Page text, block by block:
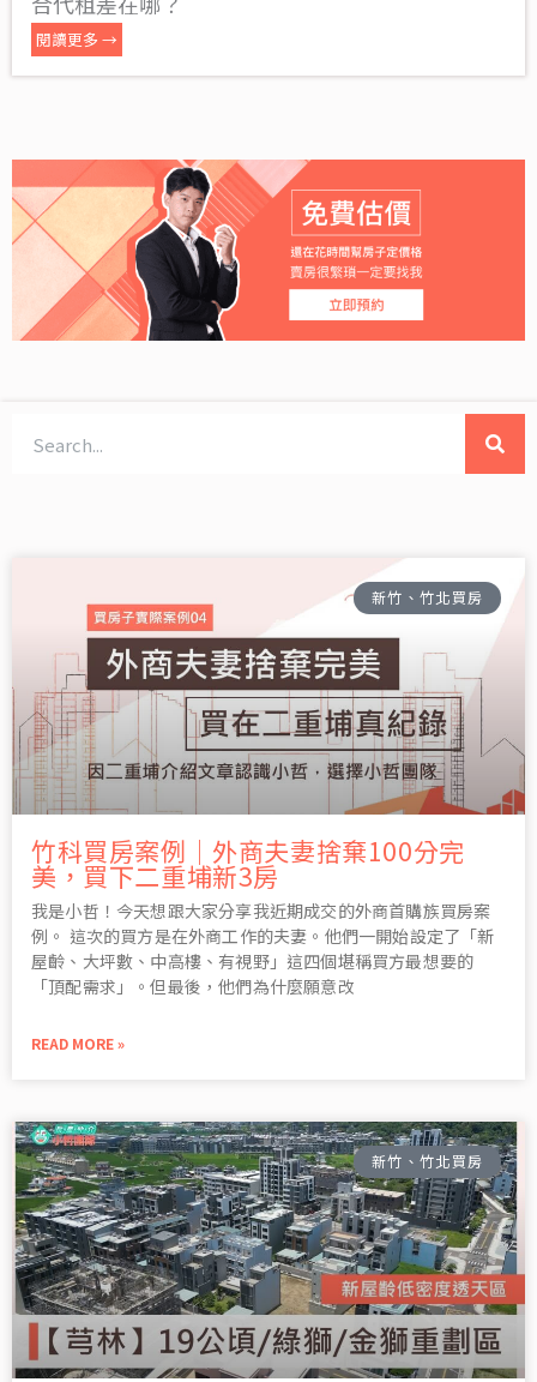
閱讀更多 →
新竹、竹北買房
竹科買房案例｜外商夫妻捨棄100分完
美，買下二重埔新3房
我是小哲！今天想跟大家分享我近期成交的外商首購族買房案
例。 這次的買方是在外商工作的夫妻。他們一開始設定了「新
屋齡、大坪數、中高樓、有視野」這四個堪稱買方最想要的
「頂配需求」。但最後，他們為什麼願意改
READ MORE »
新竹、竹北買房